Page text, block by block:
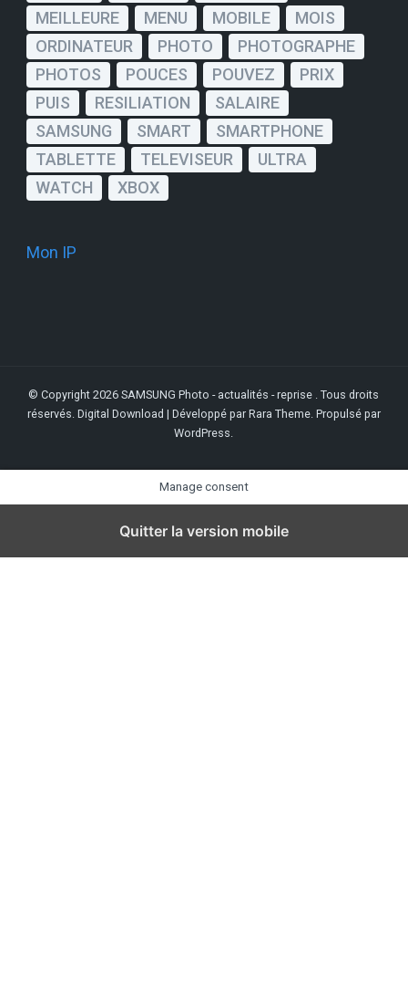
MEILLEURE
MENU MOBILE
MOIS
ORDINATEUR
PHOTO
PHOTOGRAPHE
PHOTOS
POUCES POUVEZ
PRIX
PUIS
RESILIATION
SALAIRE
SAMSUNG
SMART
SMARTPHONE
TABLETTE
TELEVISEUR
ULTRA
WATCH
XBOX
Mon IP
© Copyright 2026SAMSUNG Photo - actualités - reprise . Tous droits
réservés. Digital Download | Développé par Rara Theme . Propulsé par
WordPress
Manage consent
Quitter la version mobile